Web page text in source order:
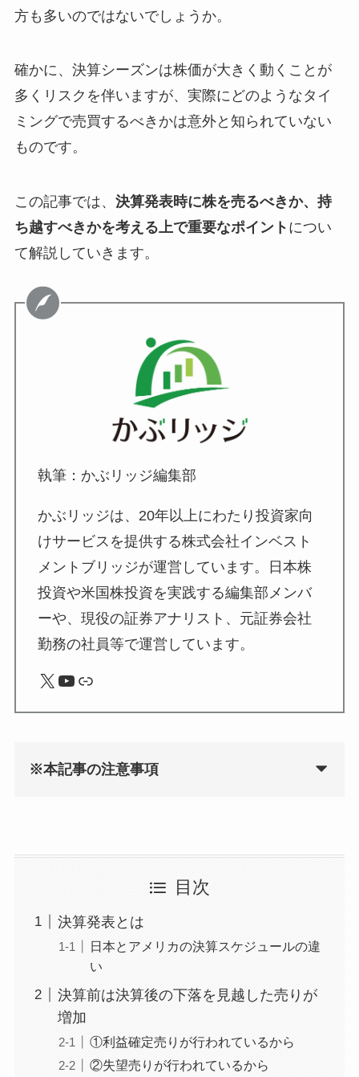
方も多いのではないでしょうか。
確かに、決算シーズンは株価が大きく動くことが
多くリスクを伴いますが、実際にどのようなタイ
ミングで売買するべきかは意外と知られていない
ものです。
この記事では、 決算発表時に株を売るべきか、持
ち越すべきかを考える上で重要なポイント につい
て解説していきます。
執筆：かぶリッジ編集部
かぶリッジは、20年以上にわたり投資家向
けサービスを提供する株式会社インベスト
メントブリッジが運営しています。日本株
投資や米国株投資を実践する編集部メンバ
ーや、現役の証券アナリスト、元証券会社
勤務の社員等で運営しています。
X YouTube
リンク
※本記事の注意事項
目次
決算発表とは
日本とアメリカの決算スケジュールの違
い
決算前は決算後の下落を見越した売りが
増加
①利益確定売りが行われているから
②失望売りが行われているから